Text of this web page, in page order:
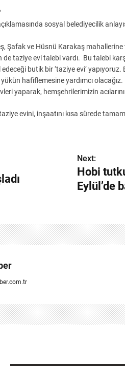
sosyal belediyecilik
Şafak ve Hüsnü Karakaş mahallerine
taziye evi talebi vardı. Bu talebi
butik bir ‘taziye evi’ yapıyoruz.
yükün hafiflemesine yardımcı
yaparak, hemşehrilerimizin
evini, inşaatını kısa sürede
Next:
Hobi
Eylül’de